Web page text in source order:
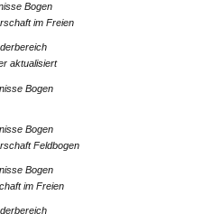
Bogen
im Freien
aktualisiert
Bogen
Bogen
Feldbogen
Bogen
im Freien